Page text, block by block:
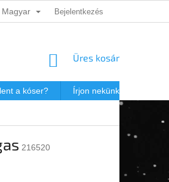
KUPONY POSTAKÖLTSÉG
Magyar Bejelentkezés
KOSÁR
Üres kosár
a kóser? Írjon nekünk
216520